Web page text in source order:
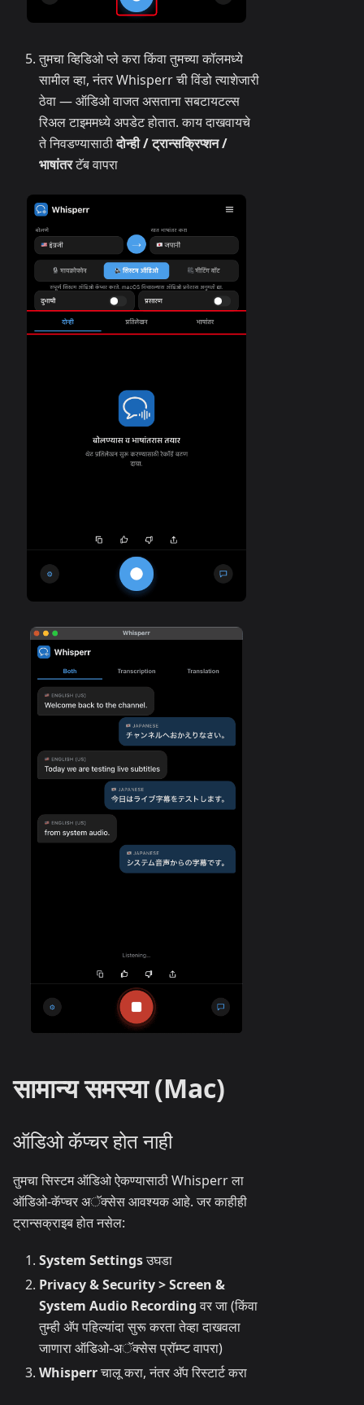
तुमचा व्हिडिओ प्ले करा किंवा तुमच्या कॉलमध्ये
सामील व्हा, नंतर Whisperr ची विंडो त्याशेजारी
ठेवा — ऑडिओ वाजत असताना सबटायटल्स
रिअल टाइममध्ये अपडेट होतात. काय दाखवायचे
ते निवडण्यासाठीदोन्ही / ट्रान्सक्रिप्शन /
भाषांतरटॅब वापरा
सामान्य समस्या (Mac)
ऑडिओ कॅप्चर होत नाही
तुमचा सिस्टम ऑडिओ ऐकण्यासाठी Whisperr ला
ऑडिओ-कॅप्चर अॅक्सेस आवश्यक आहे. जर काहीही
ट्रान्सक्राइब होत नसेल:
System Settingsउघडा
Privacy & Security > Screen &
System Audio Recordingवर जा (किंवा
तुम्ही अ‍ॅप पहिल्यांदा सुरू करता तेव्हा दाखवला
जाणारा ऑडिओ-अॅक्सेस प्रॉम्प्ट वापरा)
Whisperrचालू करा, नंतर अ‍ॅप रिस्टार्ट करा